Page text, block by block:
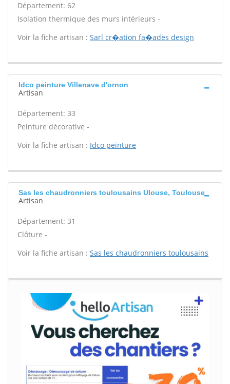
Département: 62
Isolation thermique des murs intérieurs -
Voir la fiche artisan : Sarl cr�ation fa�ades design
Idco peinture Villenave d'ornon
Artisan
Département: 33
Peinture décorative -
Voir la fiche artisan : Idco peinture
Sas les chaudronniers toulousains Ulouse, Toulouse
Artisan
Département: 31
Clôture -
Voir la fiche artisan : Sas les chaudronniers toulousains